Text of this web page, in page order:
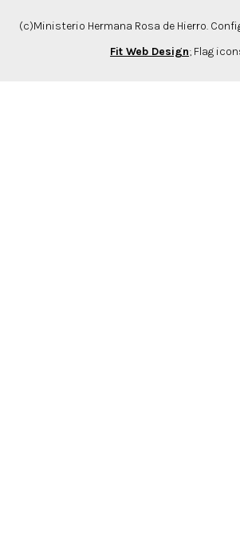
(c)Ministerio Hermana Rosa de Hierro.
Fit Web Design; Flag